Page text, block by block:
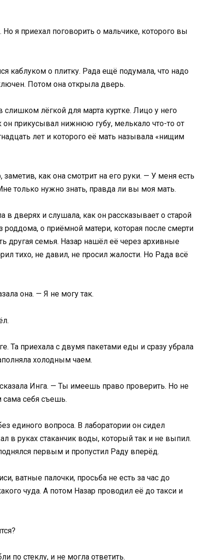
я приехал поговорить о мальчике, которого вы
каблуком о плитку. Рада ещё подумала, что надо
Потом она открыла дверь.
лёгкой для марта куртке. Лицо у него
прикусывал нижнюю губу, мелькало что-то от
лет и которого её мать называла «нищим
как она смотрит на его руки. — У меня есть
только нужно знать, правда ли вы моя мать.
в дверях и слушала, как он рассказывает о старой
о приёмной матери, которая после смерти
другая семья. Назар нашёл её через архивные
тихо, не давил, не просил жалости. Но Рада всё
она. — Я не могу так.
Та приехала с двумя пакетами еды и сразу убрала
холодным чаем.
Инга. — Ты имеешь право проверить. Но не
сама себя съешь.
единого вопроса. В лаборатории он сидел
в руках стаканчик воды, который так и не выпил.
первым и пропустил Раду вперёд.
ватные палочки, просьба не есть за час до
чуда. А потом Назар проводил её до такси и
по стеклу, и не могла ответить.